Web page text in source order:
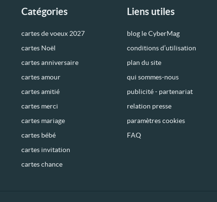
Catégories
cartes de voeux 2027
cartes Noël
cartes anniversaire
cartes amour
cartes amitié
cartes merci
cartes mariage
cartes bébé
cartes invitation
cartes chance
Liens utiles
blog le CyberMag
conditions d’utilisation
plan du site
qui sommes-nous
publicité - partenariat
relation presse
paramètres cookies
FAQ